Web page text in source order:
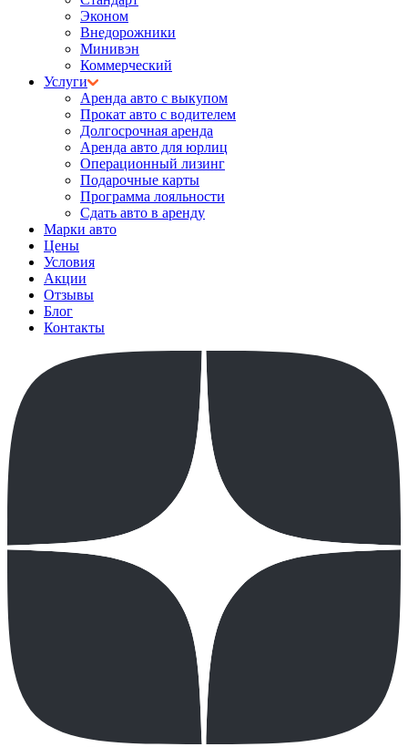
Эконом
Внедорожники
Минивэн
Коммерческий
Услуги
Аренда авто с выкупом
Прокат авто с водителем
Долгосрочная аренда
Аренда авто для юрлиц
Операционный лизинг
Подарочные карты
Программа лояльности
Сдать авто в аренду
Марки авто
Цены
Условия
Акции
Отзывы
Блог
Контакты